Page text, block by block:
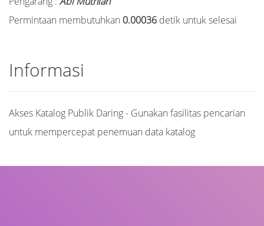
Permintaan membutuhkan 0.00036 detik untuk selesai
Informasi
Akses Katalog Publik Daring - Gunakan fasilitas pencarian
untuk mempercepat penemuan data katalog